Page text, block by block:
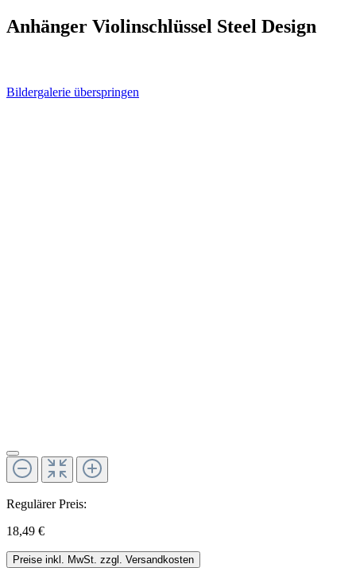
Anhänger Violinschlüssel Steel Design
Bildergalerie überspringen
Regulärer Preis:
18,49 €
Preise inkl. MwSt. zzgl. Versandkosten